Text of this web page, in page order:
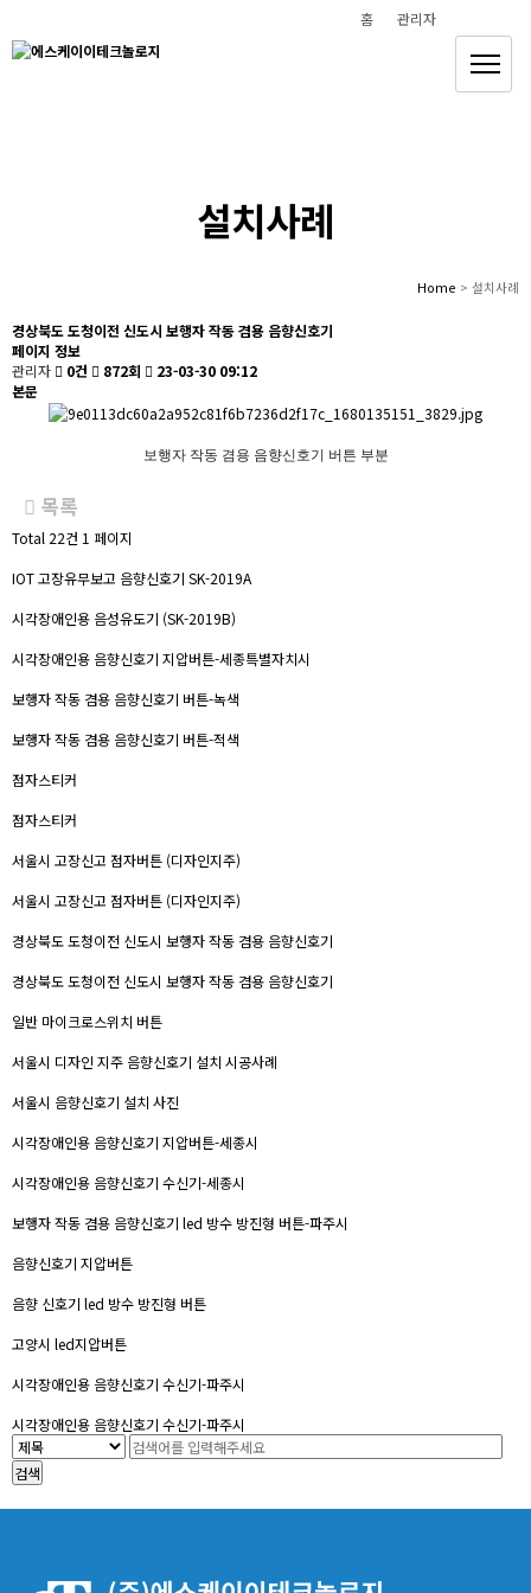
관리자
홈
설치사례
Home > 설치사례
경상북도 도청이전 신도시 보행자 작동 겸용 음향신호기
페이지 정보
관리자
0건 872회
23-03-30 09:12
본문
보행자 작동 겸용 음향신호기 버튼 부분
목록
Total 22건 1 페이지
IOT 고장유무보고 음향신호기 SK-2019A
시각장애인용 음성유도기 (SK-2019B)
시각장애인용 음향신호기 지압버튼-세종특별자치시
보행자 작동 겸용 음향신호기 버튼-녹색
보행자 작동 겸용 음향신호기 버튼-적색
점자스티커
점자스티커
서울시 고장신고 점자버튼 (디자인지주)
서울시 고장신고 점자버튼 (디자인지주)
경상북도 도청이전 신도시 보행자 작동 겸용 음향신호기
경상북도 도청이전 신도시 보행자 작동 겸용 음향신호기
일반 마이크로스위치 버튼
서울시 디자인 지주 음향신호기 설치 시공사례
서울시 음향신호기 설치 사진
시각장애인용 음향신호기 지압버튼-세종시
시각장애인용 음향신호기 수신기-세종시
보행자 작동 겸용 음향신호기 led 방수 방진형 버튼-파주시
음향신호기 지압버튼
음향 신호기 led 방수 방진형 버튼
고양시 led지압버튼
시각장애인용 음향신호기 수신기-파주시
시각장애인용 음향신호기 수신기-파주시